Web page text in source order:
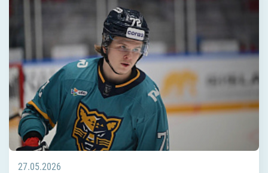
27.05.2026